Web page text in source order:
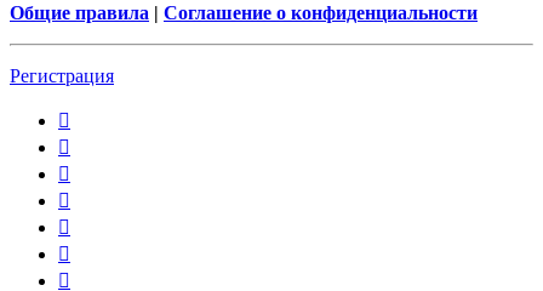
Общие правила | Соглашение о конфиденциальности
Регистрация